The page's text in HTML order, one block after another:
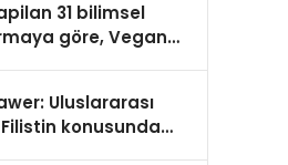
31 bilimsel
göre, Vegan
Ortaya Koydu
Uluslararası
konusunda